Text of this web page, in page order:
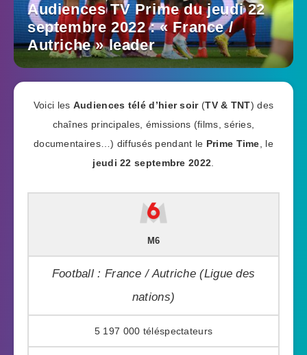
Audiences TV Prime du jeudi 22
septembre 2022 : « France /
Autriche » leader
Voici les Audiences télé d’hier soir (TV & TNT) des
chaînes principales, émissions (films, séries,
documentaires…) diffusés pendant le Prime Time , le
jeudi 22 septembre 2022
M6
Football : France / Autriche (Ligue des
nations)
5 197 000